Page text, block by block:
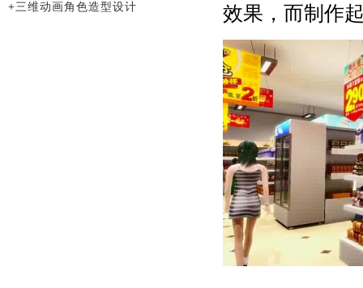
效果，而制作
+三维动画角色造型设计